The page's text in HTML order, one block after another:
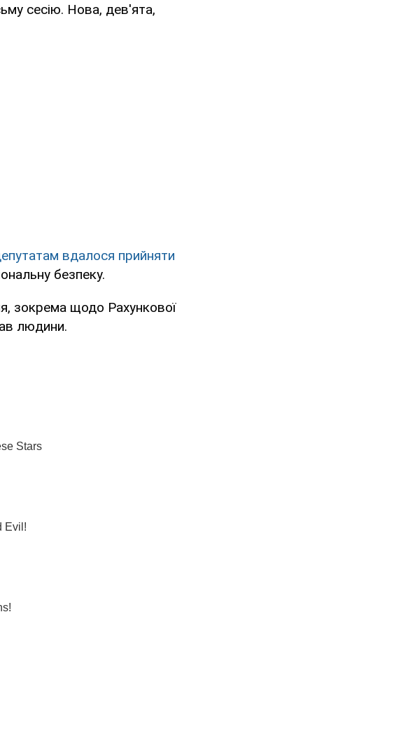
сесію. Нова, дев'ята,
вдалося прийняти
безпеку.
зокрема щодо Рахункової
людини.